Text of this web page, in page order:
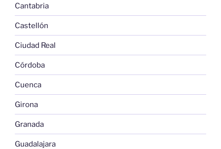
Cantabria
Castellón
Ciudad Real
Córdoba
Cuenca
Girona
Granada
Guadalajara